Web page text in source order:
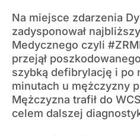
Na miejsce zdarzenia
zadysponował
Medycznego czyli
przejął
szybką defibrylację i po
minutach u mężczyzny
Mężczyzna trafił do
celem dalszej